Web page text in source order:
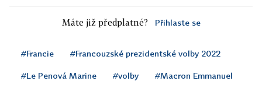
Máte již předplatné? Přihlaste se
#Francie #Francouzské prezidentské volby 2022
#Le Penová Marine #volby #Macron Emmanuel